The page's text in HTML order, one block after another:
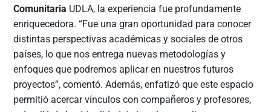
Comunitaria UDLA, la experiencia fue profundamente
enriquecedora. “Fue una gran oportunidad para conocer
distintas perspectivas académicas y sociales de otros
países, lo que nos entrega nuevas metodologías y
enfoques que podremos aplicar en nuestros futuros
proyectos”, comentó. Además, enfatizó que este espacio
permitió acercar vínculos con compañeros y profesores,